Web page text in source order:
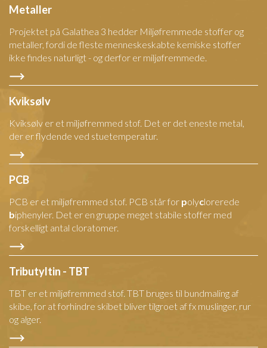
Metaller
Projektet på Galathea 3 hedder Miljøfremmede stoffer og
metaller, fordi de fleste menneskeskabte kemiske stoffer
ikke findes naturligt - og derfor er miljøfremmede.
Kviksølv
Kviksølv er et miljøfremmed stof. Det er det eneste metal,
der er flydende ved stuetemperatur.
PCB
PCB er et miljøfremmed stof. PCB står for polyclorerede
biphenyler. Det er en gruppe meget stabile stoffer med
forskelligt antal cloratomer.
Tributyltin - TBT
TBT er et miljøfremmed stof. TBT bruges til bundmaling af
skibe, for at forhindre skibet bliver tilgroet af fx muslinger, rur
og alger.